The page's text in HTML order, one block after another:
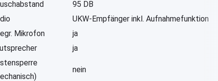
95 DB
UKW-Empfänger inkl. Aufnahmefunktion
Mikrofon
ja
ja
nein